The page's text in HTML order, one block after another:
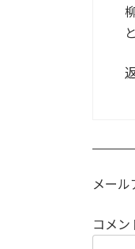
メー
コメン